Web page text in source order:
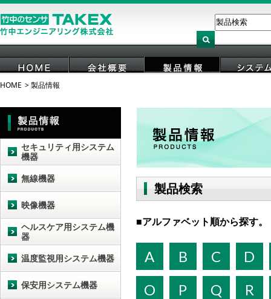
HOME
HOME 製品情報
製品検索
アルファベット順から探す。
A B C
D
O
P Q R
セキュリティ用システム
機器
無線機器
映像機器
ヘルスケア用システム機
器
温度監視用システム機器
保安用システム機器